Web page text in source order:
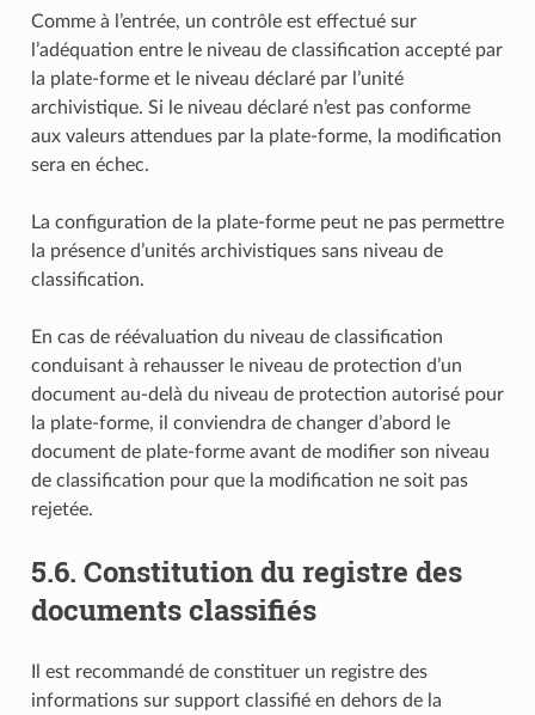
Comme à l’entrée, un contrôle est effectué sur
l’adéquation entre le niveau de classification accepté par
la plate-forme et le niveau déclaré par l’unité
archivistique. Si le niveau déclaré n’est pas conforme
aux valeurs attendues par la plate-forme, la modification
sera en échec.
La configuration de la plate-forme peut ne pas permettre
la présence d’unités archivistiques sans niveau de
classification.
En cas de réévaluation du niveau de classification
conduisant à rehausser le niveau de protection d’un
document au-delà du niveau de protection autorisé pour
la plate-forme, il conviendra de changer d’abord le
document de plate-forme avant de modifier son niveau
de classification pour que la modification ne soit pas
rejetée.
5.6. Constitution du registre des
documents classifiés
Il est recommandé de constituer un registre des
informations sur support classifié en dehors de la